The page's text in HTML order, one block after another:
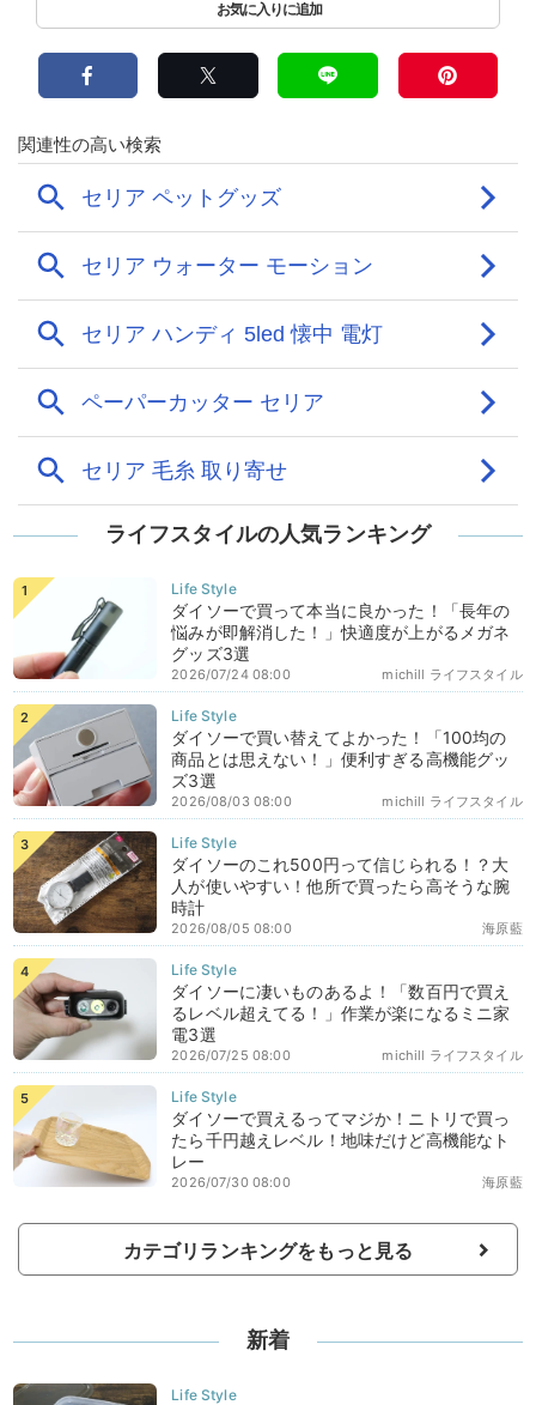
ライフスタイルの人気ランキング
ダイソーで買って本当に良かった！「長年の
悩みが即解消した！」快適度が上がるメガネ
グッズ3選
michill ライフスタイル
2026/07/24 08:00
ダイソーで買い替えてよかった！「100均の
商品とは思えない！」便利すぎる高機能グッ
ズ3選
michill ライフスタイル
2026/08/03 08:00
ダイソーのこれ500円って信じられる！？大
人が使いやすい！他所で買ったら高そうな腕
時計
海原藍
2026/08/05 08:00
ダイソーに凄いものあるよ！「数百円で買え
るレベル超えてる！」作業が楽になるミニ家
電3選
michill ライフスタイル
2026/07/25 08:00
ダイソーで買えるってマジか！ニトリで買っ
たら千円越えレベル！地味だけど高機能なト
レー
海原藍
2026/07/30 08:00
カテゴリランキングをもっと見る
新着